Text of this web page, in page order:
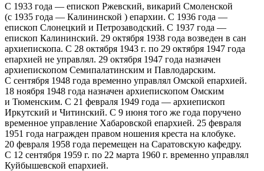
С 1933 года — епископ Ржевский, викарий Смоленской
(с 1935 года — Калининской ) епархии. С 1936 года —
епископ Слонецкий и Петрозаводский. С 1937 года —
епископ Калининский. 29 октября 1938 года возведен в сан
архиепископа. С 28 октября 1943 г. по 29 октября 1947 года
епархией не управлял. 29 октября 1947 года назначен
архиепископом Семипалатинским и Павлодарским.
С сентября 1948 года временно управлял Омской епархией.
18 ноября 1948 года назначен архиепископом Омским
и Тюменским. С 21 февраля 1949 года — архиепископ
Иркутский и Читинский. С 9 июня того же года поручено
временное управление Хабаровской епархией. 25 февраля
1951 года награжден правом ношения креста на клобуке.
20 февраля 1958 года перемещен на Саратовскую кафедру.
С 12 сентября 1959 г. по 22 марта 1960 г. временно управлял
Куйбышевской епархией.